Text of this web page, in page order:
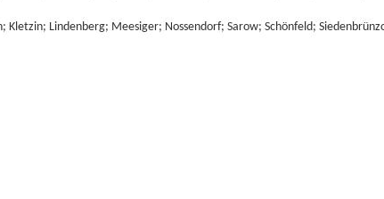
Lindenberg; Meesiger; Nossendorf; Sarow; Schönfeld;